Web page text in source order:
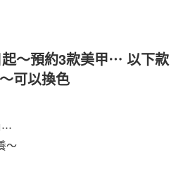
～預約3款美甲⋯ 以下款
可以換色
⋯
～